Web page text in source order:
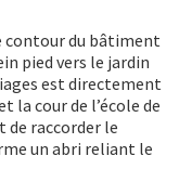
contour du bâtiment
pied vers le jardin
est directement
la cour de l’école de
de raccorder le
un abri reliant le